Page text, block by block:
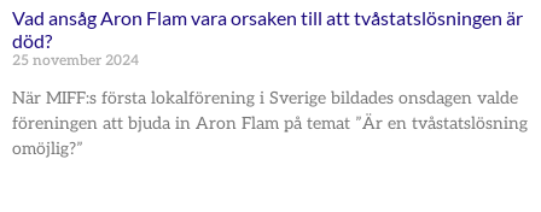
Vad ansåg Aron Flam vara orsaken till att tvåstatslösningen är
död?
25 november 2024
När MIFF:s första lokalförening i Sverige bildades onsdagen valde
föreningen att bjuda in Aron Flam på temat ”Är en tvåstatslösning
omöjlig?”